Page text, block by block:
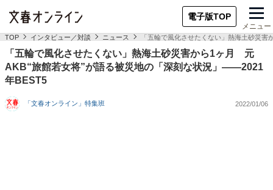
電子版TOP
メニュー
TOP インタビュー／対談 ニュース 「五輪で風化させたくない」熱海土砂災
「五輪で風化させたくない」熱海土砂災害から1ヶ月 元
AKB“旅館若女将”が語る被災地の「深刻な状況」――2021
年BEST5
「文春オンライン」特集班 2022/01/06